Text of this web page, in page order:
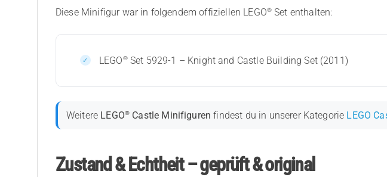
Diese Minifigur war in folgendem offiziellen LEGO® Set enthalten:
LEGO®Set 5929-1 – Knight and Castle Building Set (2011)
Weitere LEGO® Castle Minifiguren findest du in unserer Kategorie LEGO
Zustand & Echtheit – geprüft & original